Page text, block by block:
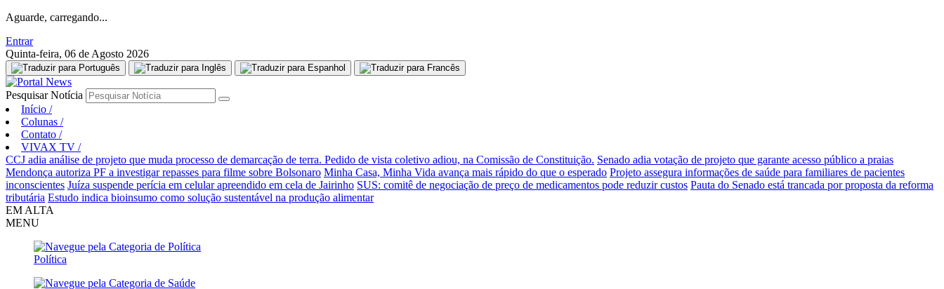
Aguarde, carregando...
Entrar
Quinta-feira, 06 de Agosto 2026
Pesquisar Notícia
Início /
Colunas /
Contato /
VIVAX TV /
CCJ adia análise de projeto que muda processo de demarcação de terra. Pedido de vista coletivo adiou, na Comissão de Constituição. Senado adia votação de projeto que garante acesso público a praias
Mendonça autoriza PF a investigar repasses para filme sobre Bolsonaro Minha Casa, Minha Vida avança mais rápido do que o esperado Projeto assegura informações de saúde para familiares de pacientes
inconscientes Juíza suspende perícia em celular apreendido em cela de Jairinho SUS: comitê de negociação de preço de medicamentos pode reduzir custos Pauta do Senado está trancada por proposta da reforma
tributária Estudo indica bioinsumo como solução sustentável na produção alimentar
EM ALTA
MENU
Política